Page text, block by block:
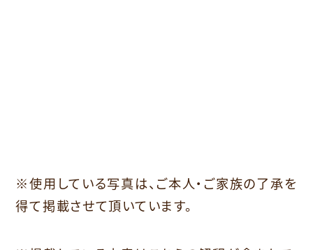
※使用している写真は、ご本人・ご家族の了承を
得て掲載させて頂いています。